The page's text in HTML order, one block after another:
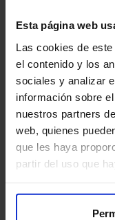
Esta página web
Las cookies de
el contenido y los
sociales y analizar
información sobre
nuestros partners
web, quienes
que les haya
partir del uso que
La mamografía con
tomosíntesis,
como mamografía
técnica avanzada de
mamaria que utiliza
baja dosis para crear
imagen
mama.
TC Tórax baja